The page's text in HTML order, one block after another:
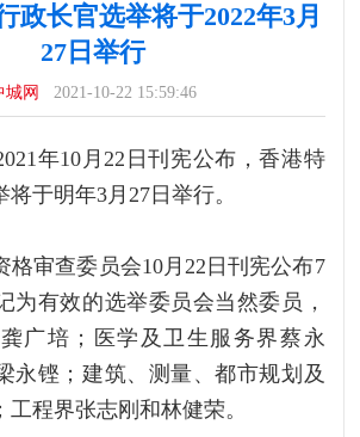
政长官选举将于2022年3月
27日举行
城网 2021-10-22 15:59:46
年10月22日刊宪公布，香港特
于明年3月27日举行。
格审查委员会10月22日刊宪公布7
为有效的选举委员会当然委员，
广培；医学及卫生服务界蔡永
永铿；建筑、测量、都市规划及
工程界张志刚和林健荣。